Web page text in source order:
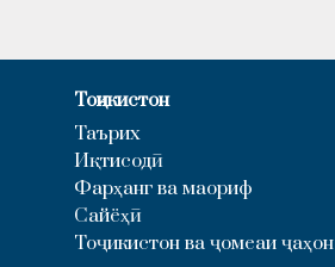
Тоҷикистон
Таърих
Иқтисодӣ
Фарҳанг ва маориф
Сайёҳӣ
Тоҷикистон ва ҷомеаи ҷаҳон